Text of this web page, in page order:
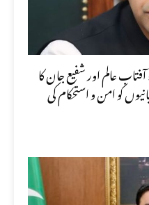
عالم اور شفیع جان کا
کو امن و استحکام کی